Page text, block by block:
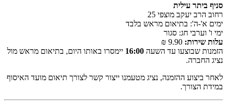
סניף ביתר עילית
רחוב הרב יעקב מוצפי 25
ימים א'-ה': בתיאום מראש בלבד
ימי ו' וערבי חג: סגור
עלות שירות:
הזמנות שבוצעו עד השעה 16:00 יימסרו באותו היום, בתיאום מראש מול
נציג החברה.
לאחר ביצוע ההזמנה, נציג מטעמנו ייצור קשר לצורך תיאום מועד האיסוף
במידת הצורך.